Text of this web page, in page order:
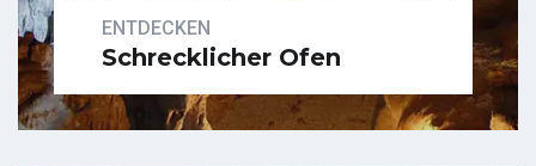
ENTDECKEN
Schrecklicher Ofen